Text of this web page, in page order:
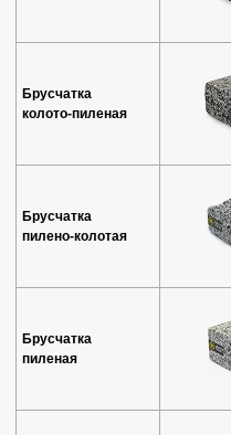
Брусчатка
колото-пиленая
Брусчатка
пилено-колотая
Брусчатка
пиленая